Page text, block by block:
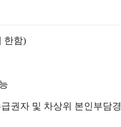
한함)
권자 및 차상위 본인부담경